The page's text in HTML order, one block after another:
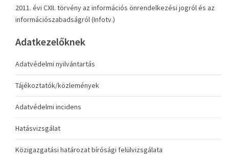
2011. évi CXII. törvény az információs önrendelkezési jogról és az
információszabadságról (Infotv.)
Adatkezelőknek
Adatvédelmi nyilvántartás
Tájékoztatók/közlemények
Adatvédelmi incidens
Hatásvizsgálat
Közigazgatási határozat bírósági felülvizsgálata